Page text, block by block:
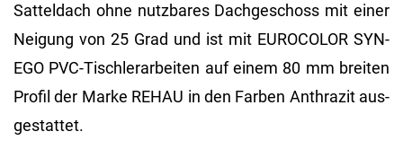
Sat­tel­dach ohne nutz­ba­res Dach­ge­schoss mit einer
Nei­gung von 25 Grad und ist mit EU­RO­CO­LOR SYN­
EGO PVC-Tisch­ler­ar­bei­ten auf einem 80 mm brei­ten
Pro­fil der Marke REHAU in den Far­ben An­thra­zit aus­
ge­stat­tet.